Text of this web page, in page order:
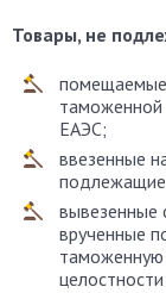
Товары, не
таможенной
ЕАЭС;
ввезенные
врученные
таможенную